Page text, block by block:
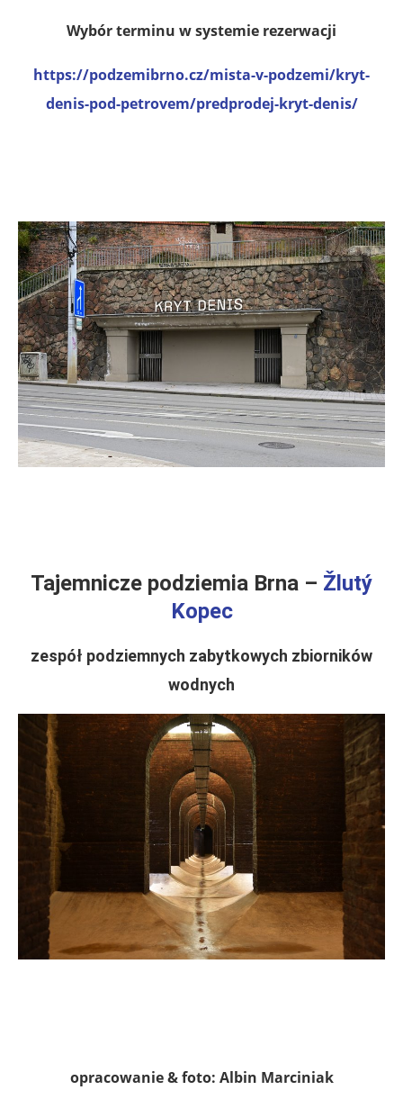
Wybór terminu w systemie rezerwacji
https://podzemibrno.cz/mista-v-podzemi/kryt-
denis-pod-petrovem/predprodej-kryt-denis/
Tajemnicze podziemia Brna – Žlutý
Kopec
zespół podziemnych zabytkowych zbiorników
wodnych
opracowanie & foto: Albin Marciniak